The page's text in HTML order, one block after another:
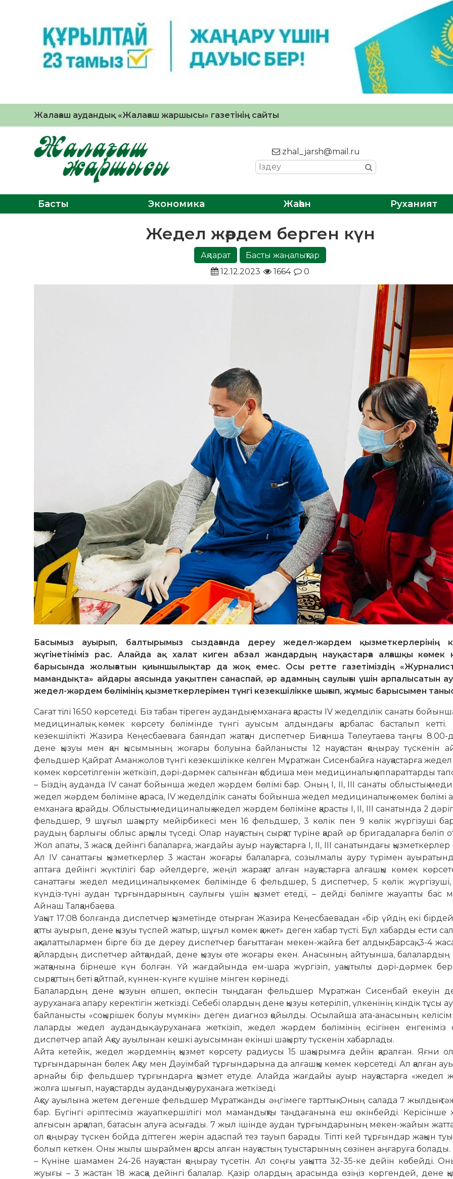
Жалағаш аудандық «Жалағаш жаршысы» газетінің сайты
zhal_jarsh@mail.ru
Басты Экономика Жаһан Руханият
Жедел жәрдем берген күн
Ақпарат
Басты жаңалықтар
12.12.2023
1664 0
Басымыз ауырып, балтырымыз сыздағанда дереу жедел-жәрдем қызметкерлерінің
жүгінетініміз рас. Алайда ақ халат киген абзал жандардың науқастарға алғашқы көмек
барысында жолығатын қиыншылықтар да жоқ емес. Осы ретте газетіміздің
мамандықта» айдары аясында уақытпен санаспай, әр адамның саулығы үшін арпалысатын
жедел-жәрдем бөлімінің қызметкерлерімен түнгі кезекшілікке шығып, жұмыс барысымен
Сағат тілі 16:50 көрсетеді. Біз табан тіреген аудандық емханаға қарасты IV жеделділік санаты
медициналық көмек көрсету бөлімінде түнгі ауысым алдындағы қарбалас бас­талып кетті.
кезекшілікті Жа­зира Кеңесбаеваға баяндап жат­қан диспетчер Биқанша Төлеу­тае­ва таң­ғы 8.00-
дене қызуы мен қан қы­сымының жоғары болуына бай­ла­нысты 12 науқастан қо­ңы­рау түс­ке­нін
фельдшер Қай­рат Аман­жолов түнгі кезекшілікке кел­ген Мұратжан Сисенбайға науқастарға жедел
көмек көрсетілгенін жет­кізіп, дәрі-дәрмек салынған қобдиша мен медициналық аппараттарды
– Біздің ауданда IV санат бойынша жедел жәрдем бөлімі бар. Оның І, ІІ, ІІІ санаты облыстық
жедел жәрдем бөліміне қараса, IV жеделділік санаты бойынша жедел медициналық көмек бөлімі
емханаға қа­райды. Облыстық медициналық жедел жәрдем бөліміне қарасты І, ІІ, ІІІ сана­тында 2
фельдшер, 9 шұғыл шақырту мейірбикесі мен 16 фельд­шер, 3 көлік пен 9 көлік жүргізуші
раудың барлығы об­лыс арқылы түседі. Олар науқастың сыр­қат түріне қарай әр бригадаларға бөліп
Жол апаты, 3 жасқа дейінгі балаларға, жағдайы ауыр науқастарға І, ІІ, ІІІ сана­тындағы
Ал IV санаттағы қызметкерлер 3 жас­тан жоғары балаларға, созылмалы ауру түрімен
аптаға дейінгі жүктілігі бар әйелдерге, жеңіл жарақат алған нау­қастарға алғашқы көмек
санаттағы жедел медициналық көмек бөлімінде 6 фельдшер, 5 диспетчер, 5 көлік жүргі­зуші,
күндіз-түні аудан тұрғын­дарының саулығы үшін қызмет етеді, – дейді бөлімге жауапты бас
Айнаш Талқанбаева.
Уақыт 17:08 болғанда диспетчер қыз­метінде отырған Жазира Кеңес­бае­вадан «бір үйдің екі
қатты ауырып, дене қызуы түспей жатыр, шұғыл көмек қажет» деген хабар түсті. Бұл хабарды ести
ақ­ха­латтылармен бірге біз де дереу дис­пет­чер бағыттаған мекен-жайға бет алдық. Барсақ, 3-4
қайлардың диспетчер айтқандай, дене қызуы өте жоғары екен. Анасының айтуынша,
жатқаны­на бірнеше күн болған. Үй жағдайында ем-шара жүргізіп, уақытылы дәрі-дәрмек
сырқаттың беті қайтпай, күннен-күнге күшіне мінген көрінеді.
Балалардың дене қызуын өлшеп, өк­песін тыңдаған фельдшер Мұратжан Си­сенбай екеуін
ауруханаға апару керектігін жеткізді. Себебі олардың де­не қызуы көтеріліп, үлкенінің кіндік тұсы
байланысты «соқырішек бо­луы мүм­кін» деген диагноз қойылды. Осы­лайша ата-анасының
ла­­ларды жедел аудандық ауруханаға же­ткі­зіп, жедел жәрдем бөлімінің есігінен енгеніміз
диспетчер апай Ақсу ауылынан кешкі ауысымнан екінші ша­қырту түскенін хабарлады.
Айта кетейік, жедел жәрдемнің қызмет көрсету радиусы 15 шақырымға дейін қа­ралған. Яғни
тұрғындарынан бөлек Ақсу мен Дәуімбай тұрғындарына да алғашқы көмек көрсетеді. Ал қалған
арнайы бір фельдшер тұрғын­дарға қызмет етуде. Алайда жағ­да­йы ауыр науқастарға «жедел
жолға шығып, науқастарды аудан­дық ауру­ха­наға жеткізеді.
Ақсу ауылына жетем дегенше фельд­шер Мұратжанды әңгімеге тарттық. Оның са­лада 7 жылдық
бар. Бү­гін­­гі әріптесіміз жауапкершілігі мол ма­ма­н­­­дықты таңдағанына еш өкінбейді. Ке­­­рісінше
алғысын арқалап, ба­тасын алуға асығады. 7 жыл ішінде ау­дан тұрғындарының ме­кен-жайын
ол қоңырау түскен бойда діттеген же­рін адаспай тез тауып барады. Тіпті кей тұрғындар жақын
болып кет­кен. Оны жылы шыраймен қарсы алған нау­қастың туыс­тарының сөзінен аңғаруға болады.
– Күніне шамамен 24-26 науқастан қоңырау түсетін. Ал соңғы уақытта 32-35-ке дейін көбейді.
жуығы – 3 жастан 18 жасқа дейінгі балалар. Қазір олардың арасында өзіңіз көргендей, дене